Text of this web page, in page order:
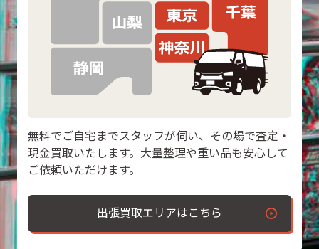
無料でご自宅までスタッフが伺い、その場で査定・
現金買取いたします。大量整理や重い品も安心して
ご依頼いただけます。
出張買取エリアはこちら